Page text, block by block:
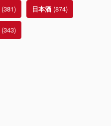
(381) 日本酒 (874)
(343)